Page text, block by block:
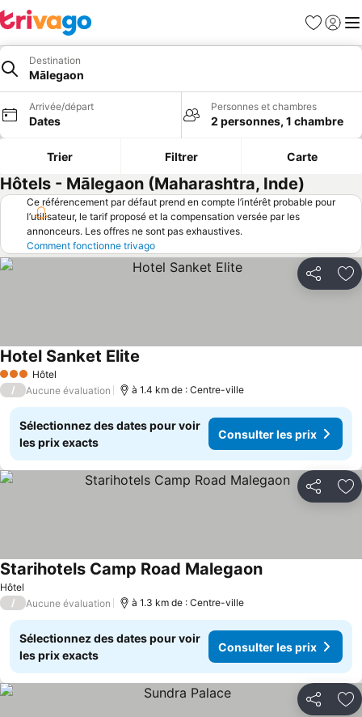
Favoris
Se
Destination
Mālegaon
Arrivée/départ
Dates
Personnes et chambres
2 personnes, 1 chambre
Trier Filtrer Carte
Hôtels - Mālegaon (Maharashtra, Inde)
Ce référencement par défaut prend en compte l’intérêt probable pour
l’utilisateur, le tarif proposé et la compensation versée par les
annonceurs. Les offres ne sont pas exhaustives.
Comment fonctionne trivago
Partager
3 ÉtoilesHôtel
Hotel Sanket Elite
/ Aucune évaluation à 1.4 km de : Centre-ville
Sélectionnez des dates pour voir
les prix exacts
Consulter les prix
Partager
Hôtel
Starihotels Camp Road Malegaon
/ Aucune évaluation à 1.3 km de : Centre-ville
Sélectionnez des dates pour voir
les prix exacts
Consulter les prix
Partager